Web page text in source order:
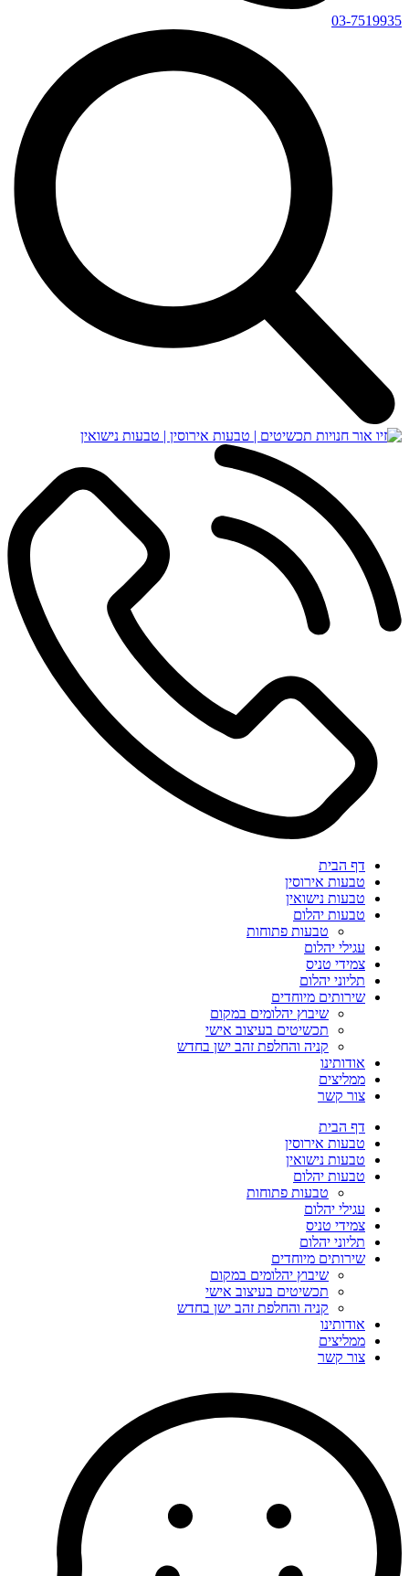
03-7519935
דף הבית
טבעות אירוסין
טבעות נישואין
טבעות יהלום
טבעות פתוחות
עגילי יהלום
צמידי טניס
תליוני יהלום
שירותים מיוחדים
שיבוץ יהלומים במקום
תכשיטים בעיצוב אישי
קניה והחלפת זהב ישן בחדש
אודותינו
ממליצים
צור קשר
דף הבית
טבעות אירוסין
טבעות נישואין
טבעות יהלום
טבעות פתוחות
עגילי יהלום
צמידי טניס
תליוני יהלום
שירותים מיוחדים
שיבוץ יהלומים במקום
תכשיטים בעיצוב אישי
קניה והחלפת זהב ישן בחדש
אודותינו
ממליצים
צור קשר